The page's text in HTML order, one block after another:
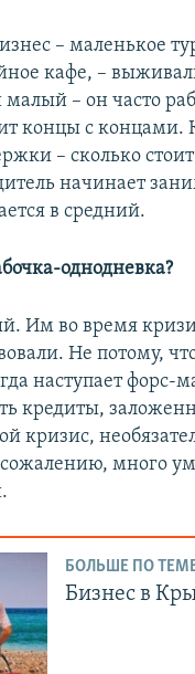
– маленькое
кафе, –
– он часто
концы с
– сколько
начинает
в средний.
однодневка?
Им во время
Не потому,
наступает форс-
кредиты,
кризис,
много
БОЛЬШЕ ПО
Бизнес в